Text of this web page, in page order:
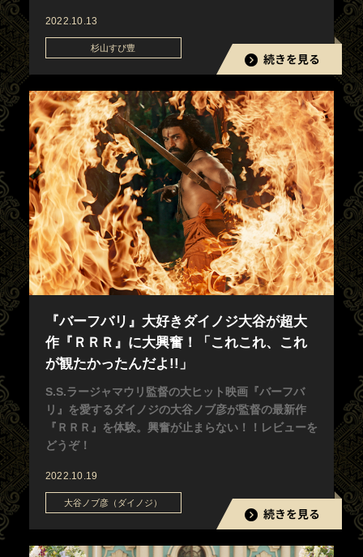
2022.10.13
杉山すぴ豊
『バーフバリ』大好きダイノジ大谷が超大
作『ＲＲＲ』に大興奮！「これこれ、これ
が観たかったんだよ!!」
S.S.ラージャマウリ監督の大ヒット映画『バーフバ
リ』を愛するダイノジの大谷ノブ彦が監督の最新作
『ＲＲＲ』を体験。興奮が止まらない！！レビューを
どうぞ！
2022.10.19
大谷ノブ彦（ダイノジ）